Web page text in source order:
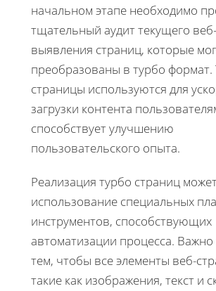
начальном этапе необходимо
тщательный аудит текущего
выявления страниц, которые
преобразованы в турбо формат.
страницы используются для
загрузки контента
способствует улучшению
пользовательского опыта.
Реализация турбо страниц
использование специальных
инструментов, способствующих
автоматизации процесса. Важно
тем, чтобы все элементы веб-
такие как изображения, текст и